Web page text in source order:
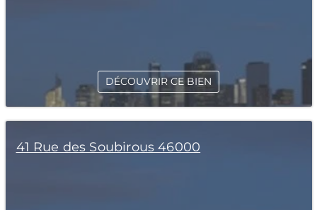
DÉCOUVRIR CE BIEN
41 Rue des Soubirous 46000